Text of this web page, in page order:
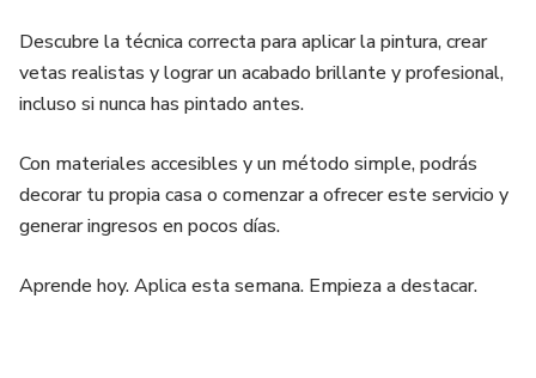
Descubre la técnica correcta para aplicar la pintura, crear
vetas realistas y lograr un acabado brillante y profesional,
incluso si nunca has pintado antes.
Con materiales accesibles y un método simple, podrás
decorar tu propia casa o comenzar a ofrecer este servicio y
generar ingresos en pocos días.
Aprende hoy. Aplica esta semana. Empieza a destacar.